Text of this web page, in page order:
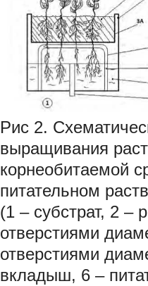
Рис 2.
выращивания
корнеобитаемой
питательном
(1 – субстрат, 2 –
отверстиями
отверстиями
вкладыш, 6 –